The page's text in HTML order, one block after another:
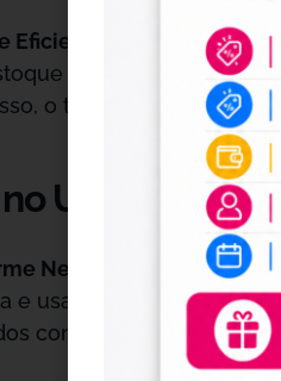
Eficiente
: Graças ao
de forma eficiente,
o tamanho compacto
Uso
Necessário
: Uma das
e usar os metros de
conforme a demanda